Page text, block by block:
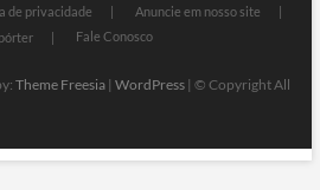
de privacidade
Anuncie em nosso site
Fale Conosco
Theme Freesia| WordPress| © Copyright All